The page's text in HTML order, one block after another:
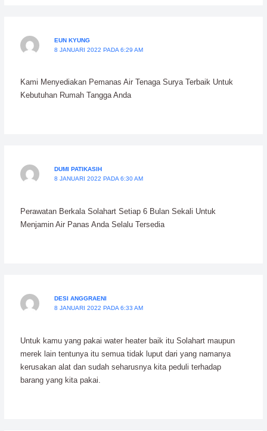
EUN KYUNG
8 JANUARI 2022 PADA 6:29 AM
Kami Menyediakan Pemanas Air Tenaga Surya Terbaik Untuk
Kebutuhan Rumah Tangga Anda
DUMI PATIKASIH
8 JANUARI 2022 PADA 6:30 AM
Perawatan Berkala Solahart Setiap 6 Bulan Sekali Untuk
Menjamin Air Panas Anda Selalu Tersedia
DESI ANGGRAENI
8 JANUARI 2022 PADA 6:33 AM
Untuk kamu yang pakai water heater baik itu Solahart maupun
merek lain tentunya itu semua tidak luput dari yang namanya
kerusakan alat dan sudah seharusnya kita peduli terhadap
barang yang kita pakai.